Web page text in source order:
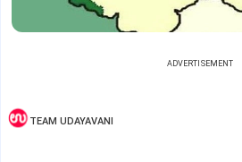
ADVERTISEMENT
TEAM UDAYAVANI